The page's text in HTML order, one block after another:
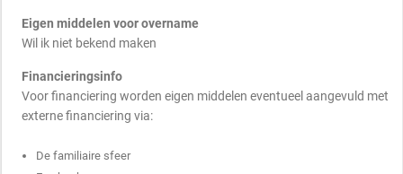
Eigen middelen voor overname
Wil ik niet bekend maken
Financieringsinfo
Voor financiering worden eigen middelen eventueel aangevuld met
externe financiering via:
De familiaire sfeer